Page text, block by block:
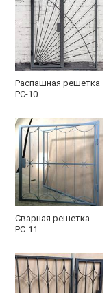
Распашная решетка
РС-10
Сварная решетка
РС-11